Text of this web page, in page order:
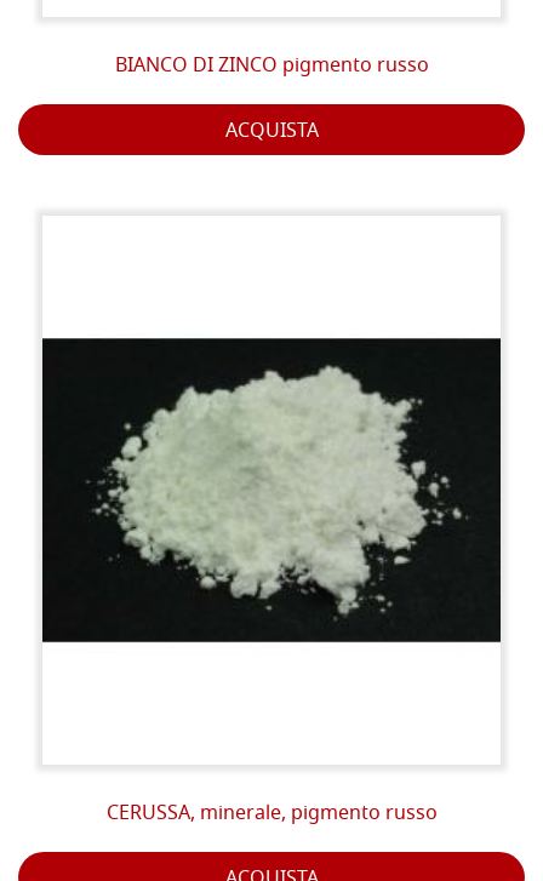
BIANCO DI ZINCO pigmento russo
ACQUISTA
CERUSSA, minerale, pigmento russo